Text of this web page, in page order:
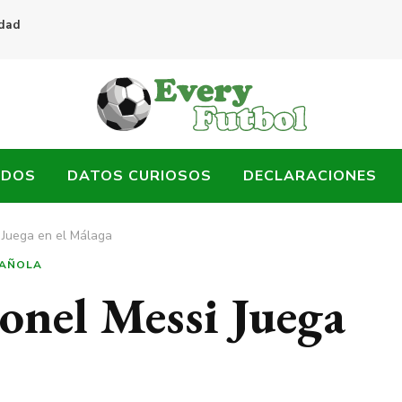
DATOS CURIOSOS DECLARACIONES
en el Málaga
Messi Juega